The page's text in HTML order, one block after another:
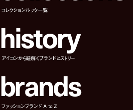
コレクションルック一覧
history
アイコンから紐解くブランドヒストリー
brands
ファッションブランド A to Z